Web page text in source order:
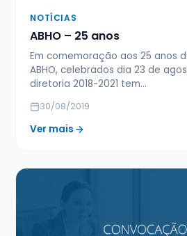
NOTÍCIAS
ABHO – 25 anos
Em comemoração aos 25 anos
ABHO, celebrados dia 23 de
diretoria 2018-2021 tem…
30/08/2019
Ver mais